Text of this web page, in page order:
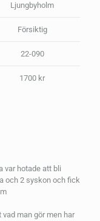
Ljungbyholm
Försiktig
22-090
1700 kr
var hotade att bli
och 2 syskon och fick
man gör men har